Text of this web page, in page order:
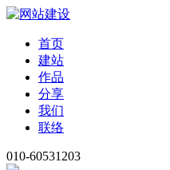
首页
建站
作品
分享
我们
联络
010-60531203